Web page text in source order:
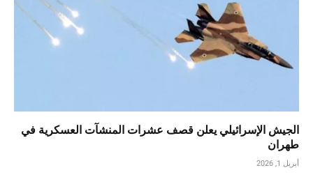
الجيش الإسرائيلي يعلن قصف عشرات المنشآت العسكرية في
طهران
أبريل 1, 2026